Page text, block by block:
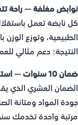
نوابض مغلفة —
كل نابضة تعمل
الطبيعية، وتوزع
النتيجة: دعم مثالي
ضمان 10 سنوات — استثمار طويل الأمد في صحتك
الضمان العشري الذي
جودة المواد ومتانة
مرتبة واحدة تخدمك